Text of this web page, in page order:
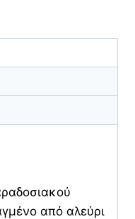
από αλεύρι